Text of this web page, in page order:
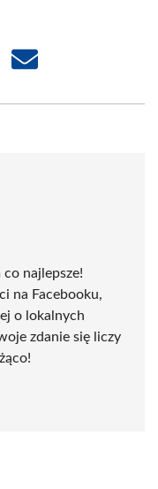
Share
najlepsze!
na Facebooku,
o lokalnych
zdanie się liczy